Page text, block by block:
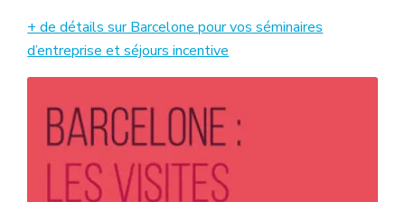
+ de détails sur Barcelone pour vos séminaires
d’entreprise et séjours incentive